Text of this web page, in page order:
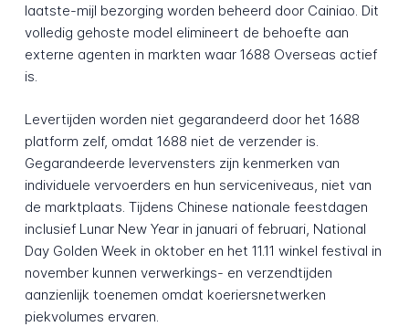
laatste-mijl bezorging worden beheerd door Cainiao. Dit
volledig gehoste model elimineert de behoefte aan
externe agenten in markten waar 1688 Overseas actief
is.
Levertijden worden niet gegarandeerd door het 1688
platform zelf, omdat 1688 niet de verzender is.
Gegarandeerde levervensters zijn kenmerken van
individuele vervoerders en hun serviceniveaus, niet van
de marktplaats. Tijdens Chinese nationale feestdagen
inclusief Lunar New Year in januari of februari, National
Day Golden Week in oktober en het 11.11 winkel festival in
november kunnen verwerkings- en verzendtijden
aanzienlijk toenemen omdat koeriersnetwerken
piekvolumes ervaren.